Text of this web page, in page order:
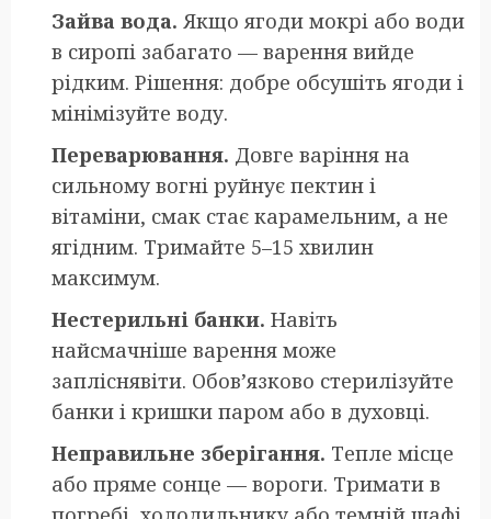
Зайва вода. Якщо ягоди мокрі або води
в сиропі забагато — варення вийде
рідким. Рішення: добре обсушіть ягоди і
мінімізуйте воду.
Переварювання. Довге варіння на
сильному вогні руйнує пектин і
вітаміни, смак стає карамельним, а не
ягідним. Тримайте 5–15 хвилин
максимум.
Нестерильні банки. Навіть
найсмачніше варення може
запліснявіти. Обов’язково стерилізуйте
банки і кришки паром або в духовці.
Неправильне зберігання. Тепле місце
або пряме сонце — вороги. Тримати в